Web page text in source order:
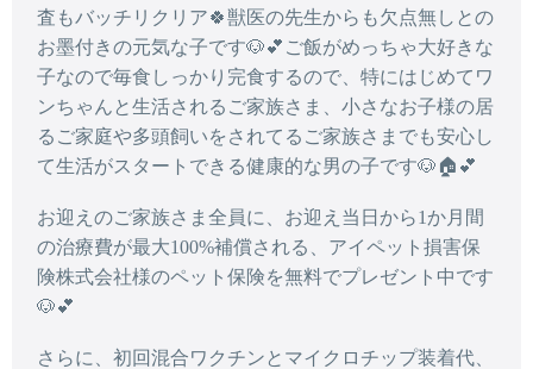
査もバッチリクリア🍀獣医の先生からも欠点無しとの
お墨付きの元気な子です🐶💕ご飯がめっちゃ大好きな
子なので毎食しっかり完食するので、特にはじめてワ
ンちゃんと生活されるご家族さま、小さなお子様の居
るご家庭や多頭飼いをされてるご家族さまでも安心し
て生活がスタートできる健康的な男の子です🐶🏠💕
お迎えのご家族さま全員に、お迎え当日から1か月間
の治療費が最大100%補償される、アイペット損害保
険株式会社様のペット保険を無料でプレゼント中です
🐶💕
さらに、初回混合ワクチンとマイクロチップ装着代、